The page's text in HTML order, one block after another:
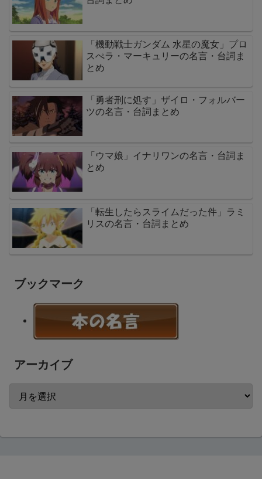
「機動戦士ガンダム 水星の魔女」プロ
スぺラ・マーキュリーの名言・台詞ま
とめ
「勇者刑に処す」ザイロ・フォルバー
ツの名言・台詞まとめ
「ウマ娘」イナリワンの名言・台詞ま
とめ
「転生したらスライムだった件」ラミ
リスの名言・台詞まとめ
ブックマーク
アーカイブ